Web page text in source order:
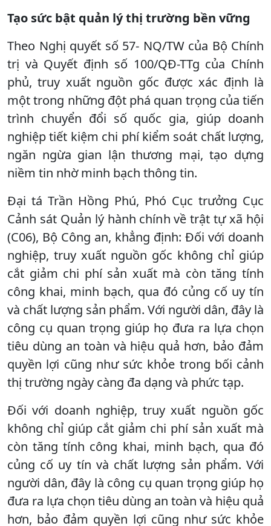
Tạo sức bật quản lý thị trường bền vững
Theo Nghị quyết số 57- NQ/TW của Bộ Chính
trị và Quyết định số 100/QĐ-TTg của Chính
phủ, truy xuất nguồn gốc được xác định là
một trong những đột phá quan trọng của tiến
trình chuyển đổi số quốc gia, giúp doanh
nghiệp tiết kiệm chi phí kiểm soát chất lượng,
ngăn ngừa gian lận thương mại, tạo dựng
niềm tin nhờ minh bạch thông tin.
Đại tá Trần Hồng Phú, Phó Cục trưởng Cục
Cảnh sát Quản lý hành chính về trật tự xã hội
(C06), Bộ Công an, khẳng định: Đối với doanh
nghiệp, truy xuất nguồn gốc không chỉ giúp
cắt giảm chi phí sản xuất mà còn tăng tính
công khai, minh bạch, qua đó củng cố uy tín
và chất lượng sản phẩm. Với người dân, đây là
công cụ quan trọng giúp họ đưa ra lựa chọn
tiêu dùng an toàn và hiệu quả hơn, bảo đảm
quyền lợi cũng như sức khỏe trong bối cảnh
thị trường ngày càng đa dạng và phức tạp.
Đối với doanh nghiệp, truy xuất nguồn gốc
không chỉ giúp cắt giảm chi phí sản xuất mà
còn tăng tính công khai, minh bạch, qua đó
củng cố uy tín và chất lượng sản phẩm. Với
người dân, đây là công cụ quan trọng giúp họ
đưa ra lựa chọn tiêu dùng an toàn và hiệu quả
hơn, bảo đảm quyền lợi cũng như sức khỏe